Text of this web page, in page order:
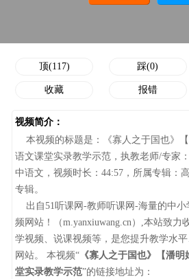
顶(117) 踩(0)
收藏 报错
视频简介：
本视频的标题是：《寡人之于国也》
语文课堂实录教学示范，执教老师/专家
中语文，视频时长：44:57，所属专辑：
专辑。
出自51听课网-教师听课网-海量的中小
频网站！（m.yanxiuwang.cn）,本站致力
学视频、说课视频等，是您提升教学水
网站。 本视频“ 《寡人之于国也》【潘
堂实录教学示范”的链接地址为：